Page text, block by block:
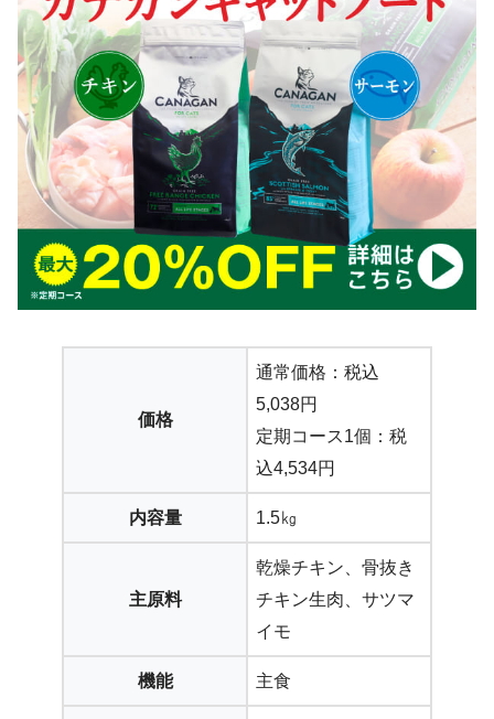
価格
通常価格：税込
5,038円
定期コース1個：税
込4,534円
内容量 1.5㎏
主原料
乾燥チキン、骨抜き
チキン生肉、サツマ
イモ
機能 主食